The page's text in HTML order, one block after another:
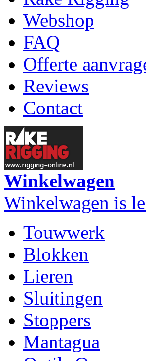
Webshop
FAQ
Offerte
Reviews
Contact
Winkelwagen
Winkelwagen is
Touwwerk
Blokken
Lieren
Sluitingen
Stoppers
Mantagua